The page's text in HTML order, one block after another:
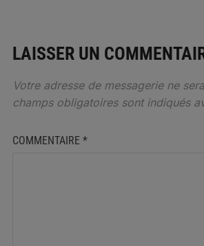
LAISSER UN
Votre adresse de messagerie ne
champs obligatoires sont indiqués
COMMENTAIRE *